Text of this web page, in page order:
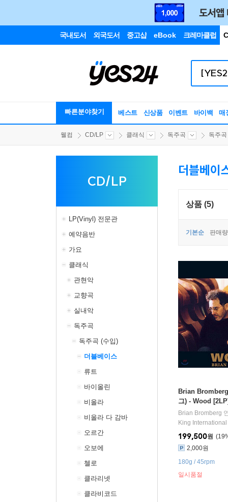
국내도서 외국도서 중고샵 eBook 크레마클럽
빠른분야찾기 베스트 신상품 이벤트 바이백 매
웰컴 CD/LP 클래식 독주곡 독주
CD/LP
LP(Vinyl) 전문관
예약음반
가요
클래식
관현악
교향곡
실내악
독주곡
독주곡 (수입)
더블베이스
류트
바이올린
비올라
비올라 다 감바
오르간
오보에
첼로
클라리넷
클라비코드
더블베이
상품 (5)
기본순 판매
Brian
그) - Wood
Brian Bromberg
King International
19
199,500원
2,000원
일시품절
180g / 45rpm